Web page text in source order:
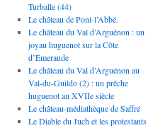
Turballe (44)
Le château de Pont-l’Abbé.
Le château du Val d’Arguénon : un
joyau huguenot sur la Côte
d’Émeraude
Le château du Val d’Arguénon au
Val-du-Guildo (2) : un prêche
huguenot au XVIIe siècle
Le château-médiathèque de Saffré
Le Diable du Juch et les protestants